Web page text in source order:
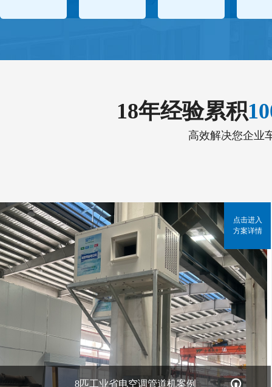
18年经验累积
高效解决您企业
8匹工业省电空调管道机案例
点击进入
方案详情